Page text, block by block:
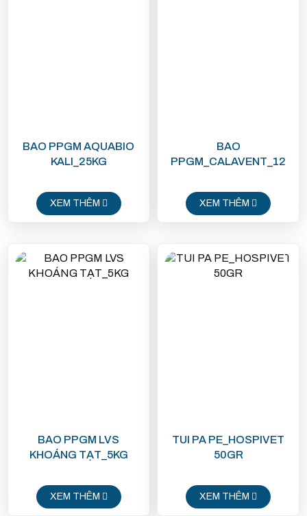
BAO PPGM AQUABIO
KALI_25KG
XEM THÊM
BAO
PPGM_CALAVENT_12
XEM THÊM
BAO PPGM LVS
KHOÁNG TẠT_5KG
XEM THÊM
TUI PA PE_HOSPIVET
50GR
XEM THÊM